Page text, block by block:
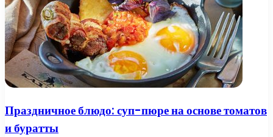
Праздничное блюдо: суп-пюре на основе томатов
и буратты